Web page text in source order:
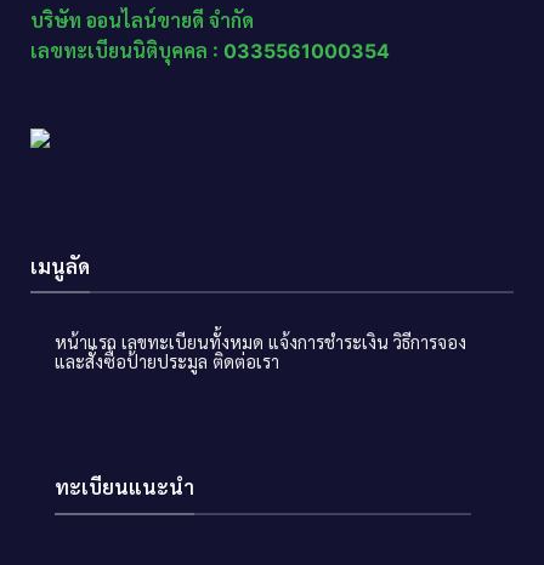
บริษัท ออนไลน์ขายดี จำกัด
เลขทะเบียนนิติบุคคล : 0335561000354
เมนูลัด
หน้าแรก เลขทะเบียนทั้งหมด แจ้งการชำระเงิน วิธีการจอง
และสั่งซื้อป้ายประมูล ติดต่อเรา
ทะเบียนแนะนำ